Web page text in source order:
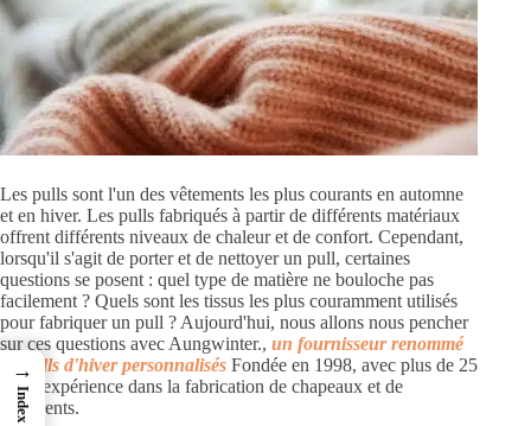
Les pulls sont l'un des vêtements les plus courants en automne
et en hiver. Les pulls fabriqués à partir de différents matériaux
offrent différents niveaux de chaleur et de confort. Cependant,
lorsqu'il s'agit de porter et de nettoyer un pull, certaines
questions se posent : quel type de matière ne bouloche pas
facilement ? Quels sont les tissus les plus couramment utilisés
pour fabriquer un pull ? Aujourd'hui, nous allons nous pencher
sur ces questions avec Aungwinter., un fournisseur renommé
de pulls d'hiver personnalisés Fondée en 1998, avec plus de 25
ans d'expérience dans la fabrication de chapeaux et de
vêtements.
→
Index